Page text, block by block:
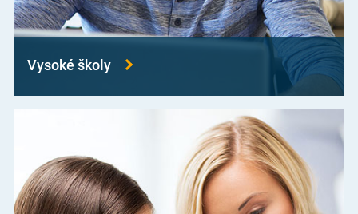
Vysoké školy